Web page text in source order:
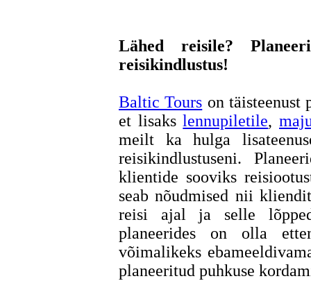
Lähed reisile?
reisikindlustus!
Baltic Tours on täisteenust
et lisakslennupiletile,
meilt ka hulga
reisikindlustuseni.
klientide sooviks
seab nõudmised nii
reisi ajal ja selle
planeerides on olla
võimalikeks
planeeritud puhkuse